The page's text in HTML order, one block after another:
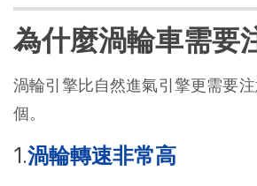
為什麼渦輪車需要
渦輪引擎比自然進氣引擎更需要
個。
渦輪轉速非常高